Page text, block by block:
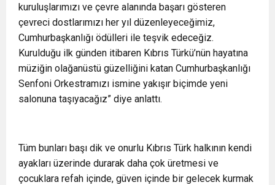
kuruluşlarımızı ve çevre alanında başarı gösteren
çevreci dostlarımızı her yıl düzenleyeceğimiz,
Cumhurbaşkanlığı ödülleri ile teşvik edeceğiz.
Kurulduğu ilk günden itibaren Kıbrıs Türkü’nün hayatına
müziğin olağanüstü güzelliğini katan Cumhurbaşkanlığı
Senfoni Orkestramızı ismine yakışır biçimde yeni
salonuna taşıyacağız” diye anlattı.
Tüm bunları başı dik ve onurlu Kıbrıs Türk halkının kendi
ayakları üzerinde durarak daha çok üretmesi ve
çocuklara refah içinde, güven içinde bir gelecek kurmak